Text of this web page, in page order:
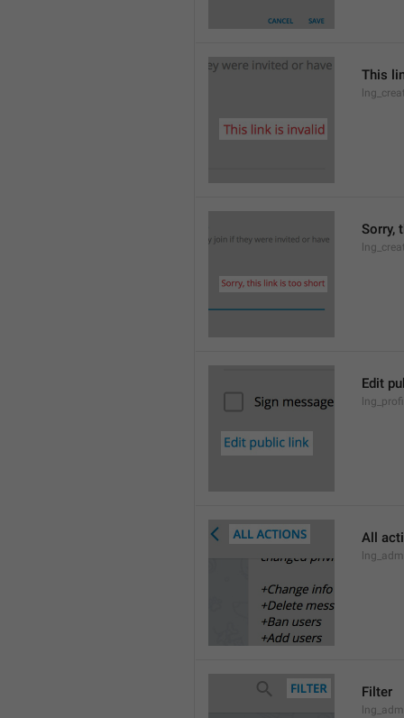
This
Sorry,
Edit
All
Filter